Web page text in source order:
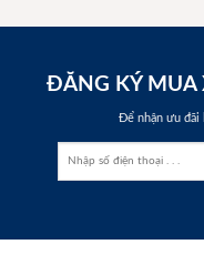
ĐĂNG KÝ MUA
Để nhận ưu đãi